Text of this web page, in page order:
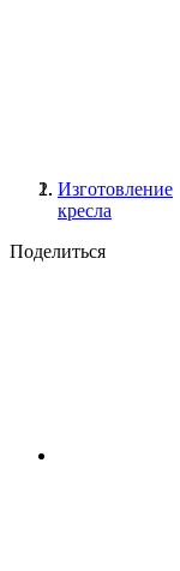
Изготовление
кресла
Поделиться